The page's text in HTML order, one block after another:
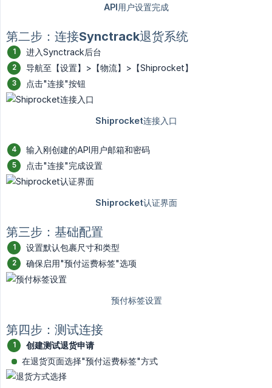
第二步：连接Synctrack退货系统
进入Synctrack后台
导航至【设置】>【物流】>【Shiprocket】
点击"连接"按钮
输入刚创建的API用户邮箱和密码
点击"连接"完成设置
第三步：基础配置
设置默认包裹尺寸和类型
确保启用"预付运费标签"选项
第四步：测试连接
创建测试退货申请
在退货页面选择"预付运费标签"方式